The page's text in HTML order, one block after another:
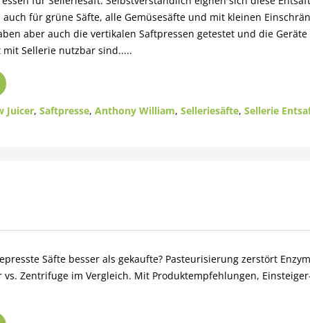
für grüne Säfte, alle Gemüsesäfte und mit kleinen
aber auch die vertikalen Saftpressen getestet und die
Sellerie nutzbar sind.....
Juicer, Saftpresse, Anthony William, Selleriesäfte, Sellerie
Säfte besser als gekaufte? Pasteurisierung zerstört
vs. Zentrifuge im Vergleich. Mit Produktempfehlungen,